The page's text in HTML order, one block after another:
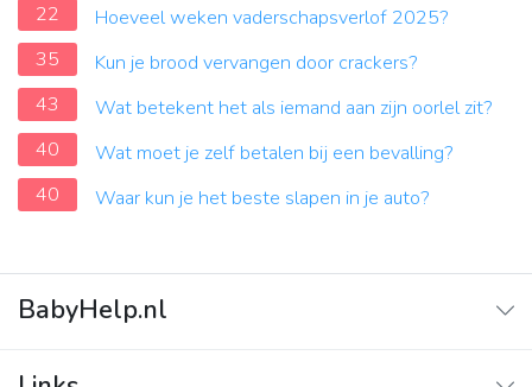
22
Hoeveel weken vaderschapsverlof 2025?
35
Kun je brood vervangen door crackers?
43
Wat betekent het als iemand aan zijn oorlel zit?
40
Wat moet je zelf betalen bij een bevalling?
40
Waar kun je het beste slapen in je auto?
BabyHelp.nl